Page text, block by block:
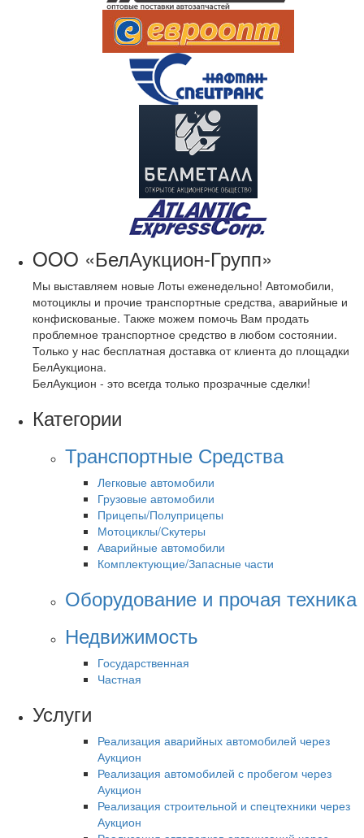
OOO «БелАукцион-Групп»
Мы выставляем новые Лоты еженедельно! Автомобили,
мотоциклы и прочие транспортные средства, аварийные и
конфискованые. Также можем помочь Вам продать
проблемное транспортное средство в любом состоянии.
Только у нас бесплатная доставка от клиента до площадки
БелАукциона.
БелАукцион - это всегда только прозрачные сделки!
Категории
Транспортные Средства
Легковые автомобили
Грузовые автомобили
Прицепы/Полуприцепы
Мотоциклы/Скутеры
Аварийные автомобили
Комплектующие/Запасные части
Оборудование и прочая техника
Недвижимость
Государственная
Частная
Услуги
Реализация аварийных автомобилей через
Аукцион
Реализация автомобилей с пробегом через
Аукцион
Реализация строительной и спецтехники через
Аукцион